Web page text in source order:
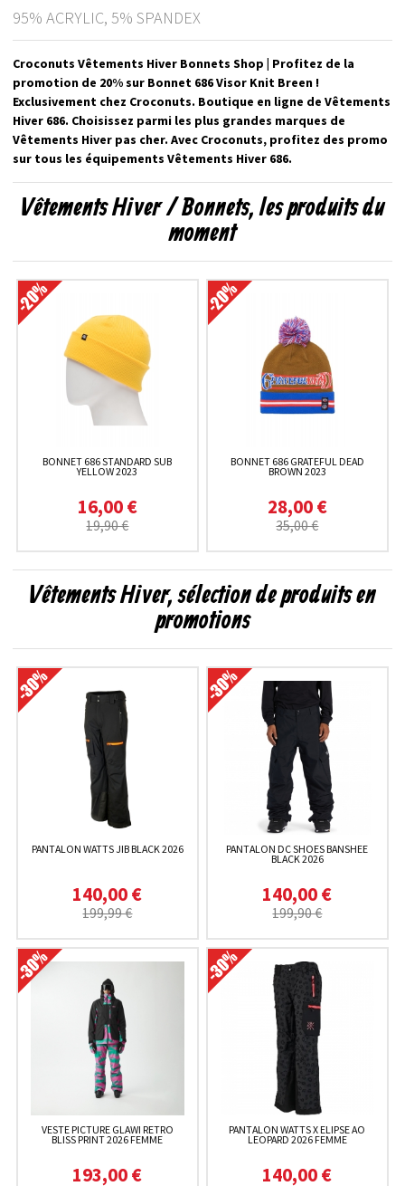
95% ACRYLIC, 5% SPANDEX
Croconuts Vêtements Hiver Bonnets Shop | Profitez de la
promotion de 20% sur Bonnet 686 Visor Knit Breen !
Exclusivement chez Croconuts. Boutique en ligne de Vêtements
Hiver 686. Choisissez parmi les plus grandes marques de
Vêtements Hiver pas cher. Avec Croconuts, profitez des promo
sur tous les équipements Vêtements Hiver 686.
Vêtements Hiver / Bonnets, les produits du
moment
BONNET 686 STANDARD SUB
YELLOW 2023
16,00 €
19,90 €
BONNET 686 GRATEFUL DEAD
BROWN 2023
28,00 €
35,00 €
Vêtements Hiver, sélection de produits en
promotions
PANTALON WATTS JIB BLACK 2026
140,00 €
199,99 €
PANTALON DC SHOES BANSHEE
BLACK 2026
140,00 €
199,90 €
VESTE PICTURE GLAWI RETRO
BLISS PRINT 2026 FEMME
193,00 €
PANTALON WATTS X ELIPSE AO
LEOPARD 2026 FEMME
140,00 €